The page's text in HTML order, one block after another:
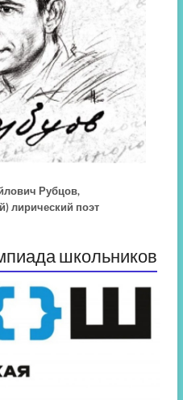
Рубцов,
лирический поэт
школьников